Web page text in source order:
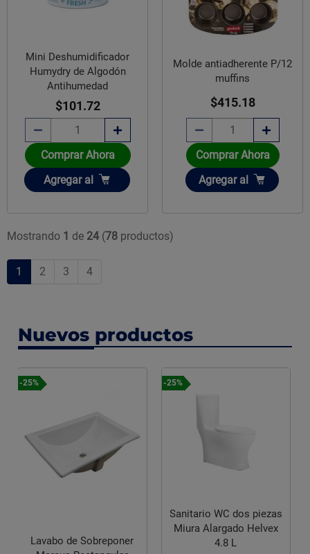
Mini Deshumidificador
Humydry de Algodón
Antihumedad
$101.72
Comprar Ahora
Añadir
Agregar al
Molde antiadherente P/12
muffins
$415.18
Comprar Ahora
Añadir
Agregar al
Mostrando 1 de 24 (78 productos)
1 2 3 4
Nuevos productos
-25%
4.8 L